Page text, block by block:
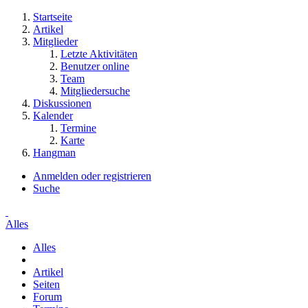
Startseite
Artikel
Mitglieder
Letzte Aktivitäten
Benutzer online
Team
Mitgliedersuche
Diskussionen
Kalender
Termine
Karte
Hangman
Anmelden oder registrieren
Suche
Alles
Alles
Artikel
Seiten
Forum